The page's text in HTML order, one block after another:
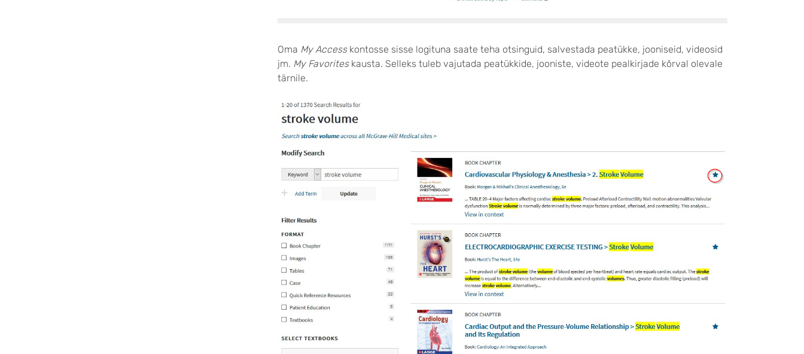
Oma My Accesskontosse sisse logituna saate teha otsinguid, salvestada peatükke, jooniseid, videosid
jm. My Favoriteskausta. Selleks tuleb vajutada peatükkide, jooniste, videote pealkirjade kõrval olevale
tärnile.